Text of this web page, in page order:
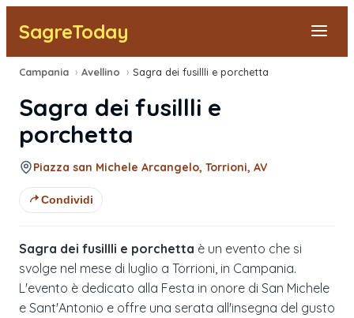
SagreToday
Segnala una sagra
Tutte le Sagre
Vicino a Me
Campania › Avellino › Sagra dei fusillli e porchetta
Sagra dei fusillli e
porchetta
Piazza san Michele Arcangelo, Torrioni, AV
Condividi
Sagra dei fusillli e porchetta è un evento che si
svolge nel mese di luglio a Torrioni, in Campania.
L'evento è dedicato alla Festa in onore di San Michele
e Sant'Antonio e offre una serata all'insegna del gusto